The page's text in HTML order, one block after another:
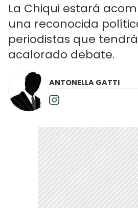
La Chiqui estará
una reconocida
periodistas que
acalorado debate.
ANTONELLA GATTI